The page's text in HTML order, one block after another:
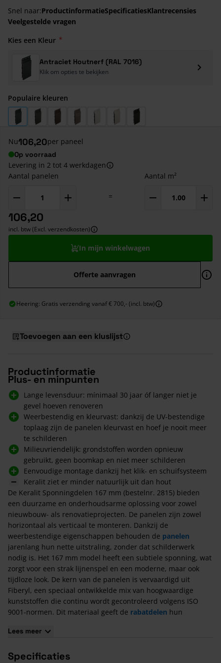
Snel naar:ProductinformatieSpecificatiesKlantrecensies
Veelgestelde vragen
Kies een Kleur
Antraciet Houtnerf (RAL 7016)
Klik om opties te bekijken
Populaire kleuren
Antraciet Houtnerf (RAL 7016)
Basaltgrijs Houtnerf (RAL 7012)
Bruin Eiken Houtnerf
Taupe Eiken Houtnerf
Wit Houtnerf (RAL 9016)
Creme Houtnerf (RAL 9001)
Grafiet Zwart Houtnerf
Nu106,20per paneel
Op voorraad
Levering in 2 tot 4 werkdagen
Aantal panelen
=
Aantal m²
106,20
incl. btw (Excl. verzendkosten)
In mijn winkelwagen
Offerte aanvragen
Heering: Gratis verzending vanaf € 700,- (incl. btw)
Toevoegen aan een kluslijst
Productinformatie
Plus- en minpunten
Lange levensduur: mínimaal 30 jaar óf langer niet je
gevel hoeven renoveren
Weerbestendig en kleurvast: dankzij de UV-bestendige
toplaag zijn de panelen kleurvast en hoef je nooit meer
te schilderen
Milieuvriendelijk: grondstoffen worden opnieuw
gebruikt, geen boomkap en niet meer schilderen
Eenvoudige montage dankzij het klik- en schuifsysteem
Keralit ziet er minder natuurlijk uit dan hout
De Keralit Sponningdelen 167 mm (bestelnr. 2815) bieden
een duurzame en onderhoudsarme oplossing voor zowel
nieuwbouw- als renovatieprojecten. De panelen zijn zowel
horizontaal als verticaal te monteren. Dankzij de
weerbestendige eigenschappen behouden de panelen
jarenlang hun nette uitstraling, zonder dat schilderwerk
nodig is. Het 167 mm model heeft een subtiele sponning, wat
zorgt voor een strak lijnenspel en een moderne, maar ook
tijdloze look. De kern van de panelen is vervaardigd uit
Fiberyl, een speciaal ontwikkelde mix van hoogwaardige
kunststoffen die continu wordt gecontroleerd volgens ISO
9001-normen. Dit materiaal geeft de rabatdelen hun
Krimp en uitzetting zijn hierdoor nauwelijks merkbaar. Voor
0,026 millimeter per meter uit (of krimpt bij afkoeling). De
Lees meer
Specificaties